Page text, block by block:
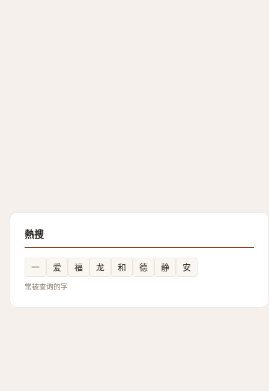
熱搜
一 爱 福 龙 和 德 静 安
常被查询的字